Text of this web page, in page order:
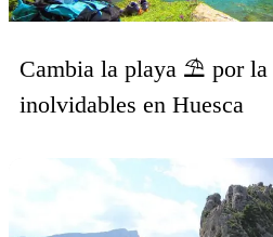
Cambia la playa ⛱️ por
inolvidables en Huesca